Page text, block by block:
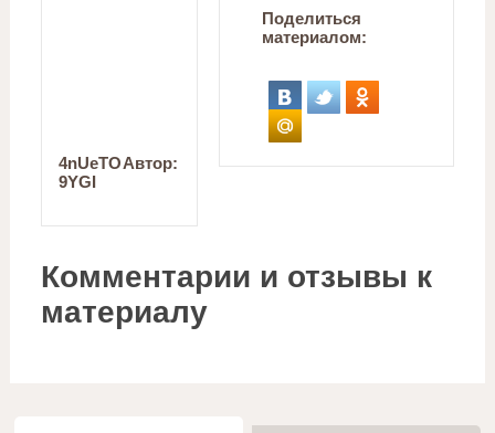
Автор:
4nUeTO
9YGI
Поделиться
материалом:
Комментарии и отзывы к
материалу